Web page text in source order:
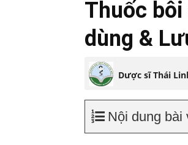
Thuốc bôi
dùng &
Dược sĩ Thái
Nội dung bài